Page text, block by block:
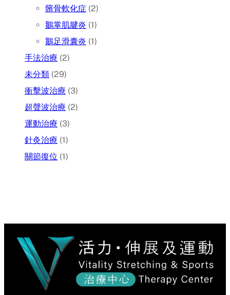
髕骨軟化症 (2)
鵝掌肌腱炎 (1)
鵝足滑囊炎 (1)
手法治療 (2)
未分類 (29)
衝擊波治療 (3)
超聲波治療 (2)
運動治療 (3)
針灸治療 (1)
關節復位 (1)